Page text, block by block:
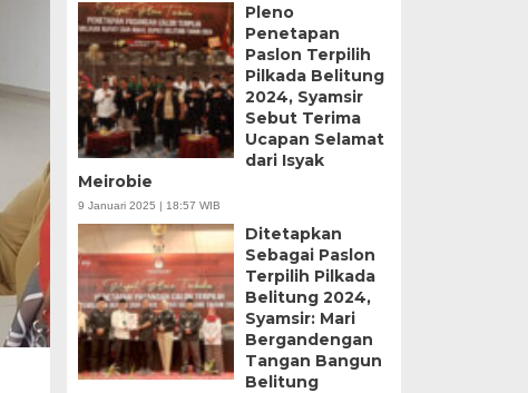
Pleno
Penetapan
Paslon Terpilih
Pilkada Belitung
2024, Syamsir
Sebut Terima
Ucapan Selamat
dari Isyak
Meirobie
9 Januari 2025 | 18:57 WIB
Ditetapkan
Sebagai Paslon
Terpilih Pilkada
Belitung 2024,
Syamsir: Mari
Bergandengan
Tangan Bangun
Belitung